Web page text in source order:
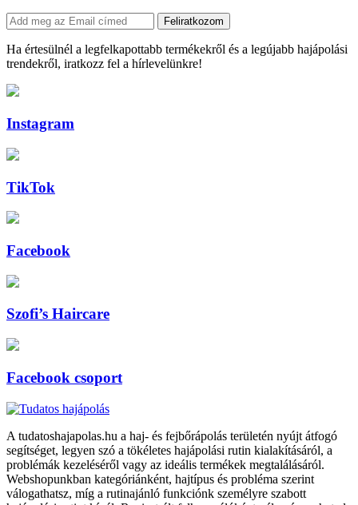
Feliratkozom
Ha értesülnél a legfelkapottabb termékekről és a legújabb hajápolási
trendekről, iratkozz fel a hírlevelünkre!
Instagram
TikTok
Facebook
Szofi’s Haircare
Facebook csoport
A tudatoshajapolas.hu a haj- és fejbőrápolás területén nyújt átfogó
segítséget, legyen szó a tökéletes hajápolási rutin kialakításáról, a
problémák kezeléséről vagy az ideális termékek megtalálásáról.
Webshopunkban kategóriánként, hajtípus és probléma szerint
válogathatsz, míg a rutinajánló funkciónk személyre szabott